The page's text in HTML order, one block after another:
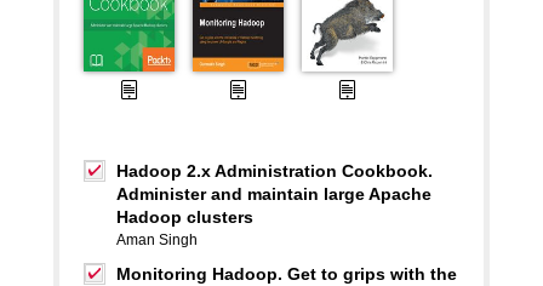
Hadoop 2.x Administration Cookbook.
Administer and maintain large Apache
Hadoop clusters
Aman Singh
Monitoring Hadoop. Get to grips with the